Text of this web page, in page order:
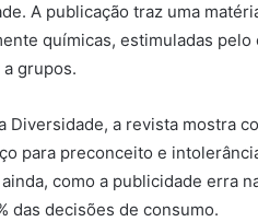
A publicação traz uma
químicas, estimuladas
grupos.
Diversidade, a revista mostra
para preconceito e
como a publicidade erra
das decisões de consumo.